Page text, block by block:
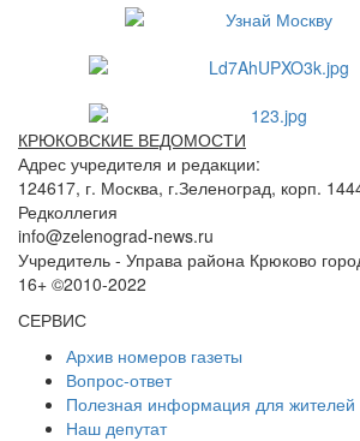
КРЮКОВСКИЕ ВЕДОМОСТИ
Адрес учредителя и редакции:
124617, г. Москва, г.Зеленоград, корп.
Редколлегия
info@zelenograd-news.ru
Учредитель - Управа района Крюково
16+ ©2010-2022
СЕРВИС
Архив номеров газеты
Вопрос-ответ
Полезная информация для жителей
Наш депутат